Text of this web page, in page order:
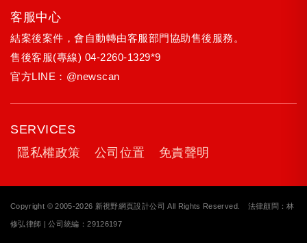
客服中心
結案後案件，會自動轉由客服部門協助售後服務。
售後客服(專線) 04-2260-1329*9
官方LINE： @newscan
SERVICES
隱私權政策
公司位置 免責聲明
Copyright © 2005-2026 新視野網頁設計公司 All Rights Reserved. 法律顧問：林
修弘律師 | 公司統編：29126197